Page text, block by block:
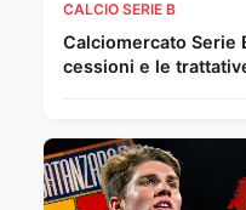
CALCIO SERIE B
Calciomercato Serie
cessioni e le